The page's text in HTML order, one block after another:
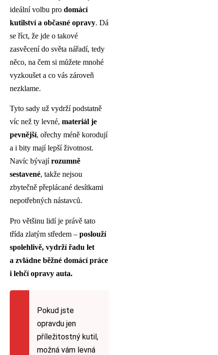
ideální volbu pro domácí
kutilství a občasné opravy. Dá
se říct, že jde o takové
zasvěcení do světa nářadí, tedy
něco, na čem si můžete mnohé
vyzkoušet a co vás zároveň
nezklame.
Tyto sady už vydrží podstatně
víc než ty levné, materiál je
pevnější, ořechy méně korodují
a i bity mají lepší životnost.
Navíc bývajírozumně
sestavené, takže nejsou
zbytečně přeplácané desítkami
nepotřebných nástavců.
Pro většinu lidí je právě tato
třída zlatým středem – poslouží
spolehlivě, vydrží řadu let
a zvládne běžné domácí práce
i lehčí opravy auta.
Pokud jste
opravdu jen
příležitostný kutil,
možná vám levná